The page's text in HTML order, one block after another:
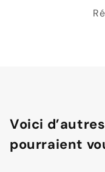
Voici
pourraient